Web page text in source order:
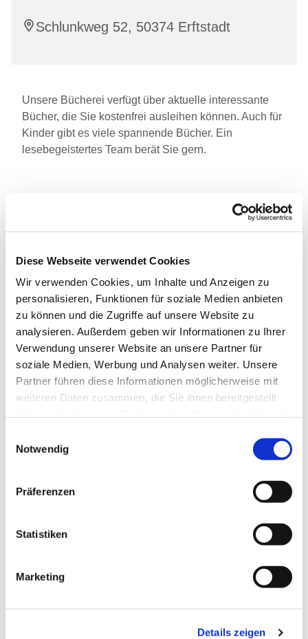
Diese Webseite verwendet Cookies
Wir verwenden Cookies, um Inhalte und Anzeigen zu
personalisieren, Funktionen für soziale Medien anbieten
zu können und die Zugriffe auf unsere Website zu
analysieren. Außerdem geben wir Informationen zu Ihrer
Verwendung unserer Website an unsere Partner für
soziale Medien, Werbung und Analysen weiter. Unsere
Partner führen diese Informationen möglicherweise mit
weiteren Daten zusammen, die Sie ihnen bereitgestellt
Notwendig
Präferenzen
Statistiken
Marketing
Details zeigen
Schlunkweg 52, 50374 Erftstadt
Unsere Bücherei verfügt über aktuelle interessante
Bücher, die Sie kostenfrei ausleihen können. Auch für
Kinder gibt es viele spannende Bücher. Ein
lesebegeistertes Team berät Sie gern.